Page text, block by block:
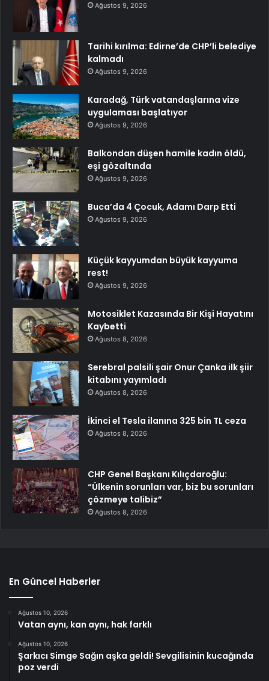
Ağustos 9, 2026
Tarihi kırılma: Edirne’de CHP’li belediye
kalmadı
Ağustos 9, 2026
Karadağ, Türk vatandaşlarına vize
uygulaması başlatıyor
Ağustos 9, 2026
Balkondan düşen hamile kadın öldü,
eşi gözaltında
Ağustos 9, 2026
Buca’da 4 Çocuk, Adamı Darp Etti
Ağustos 9, 2026
Küçük kayyumdan büyük kayyuma
rest!
Ağustos 9, 2026
Motosiklet Kazasında Bir Kişi Hayatını
Kaybetti
Ağustos 8, 2026
Serebral palsili şair Onur Çanka ilk şiir
kitabını yayımladı
Ağustos 8, 2026
İkinci el Tesla ilanına 325 bin TL ceza
Ağustos 8, 2026
CHP Genel Başkanı Kılıçdaroğlu:
“Ülkenin sorunları var, biz bu sorunları
çözmeye talibiz”
Ağustos 8, 2026
En Güncel Haberler
Ağustos 10, 2026
Vatan aynı, kan aynı, hak farklı
Ağustos 10, 2026
Şarkıcı Simge Sağın aşka geldi! Sevgilisinin kucağında
poz verdi